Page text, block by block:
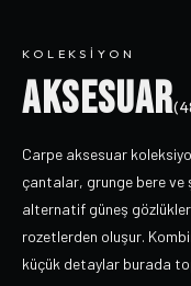
KOLEKSIYON
AKSESUAR(
Carpe aksesuar
çantalar, grunge bere
alternatif güneş
rozetlerden oluşur.
küçük detaylar burada